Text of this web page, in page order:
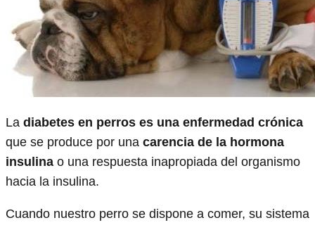
La diabetes en perros es una enfermedad crónica
que se produce por una carencia de la hormona
insulina o una respuesta inapropiada del organismo
hacia la insulina.
Cuando nuestro perro se dispone a comer, su sistema